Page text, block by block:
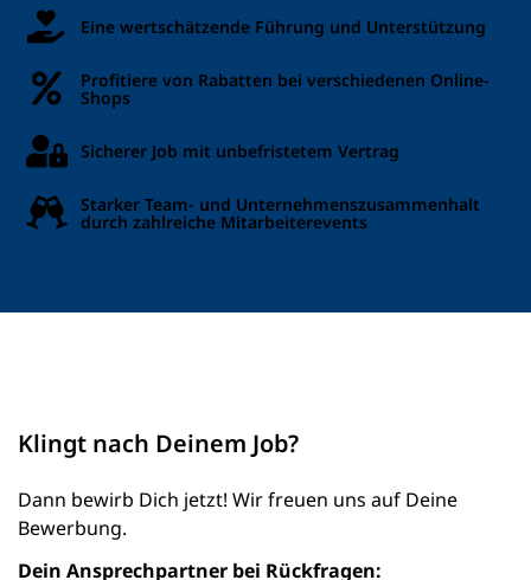
Eine wertschätzende Führung und Unterstützung
Profitiere von Rabatten bei verschiedenen Online-
Shops
Sicherer Job mit unbefristetem Vertrag
Starker Team- und Unternehmenszusammenhalt
durch zahlreiche Mitarbeiterevents
Klingt nach Deinem Job?
Dann bewirb Dich jetzt! Wir freuen uns auf Deine
Bewerbung.
Dein Ansprechpartner bei Rückfragen: